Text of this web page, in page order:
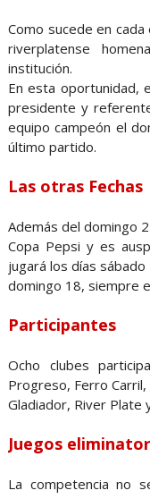
Como sucede en
riverplatense
institución.
En esta oportunidad,
presidente y
equipo campeón el
último partido.
Las otras Fechas
Además del domingo
Copa Pepsi y es
jugará los días
domingo 18, siempre
Participantes
Ocho clubes
Progreso, Ferro
Gladiador, River Plate
Juegos
La competencia no